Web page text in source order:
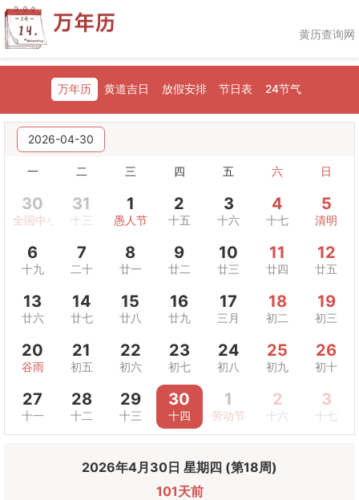
黄历查询网
万年历 黄道吉日 放假安排 节日表 24节气
2026-04-30
一 二 三 四 五 六 日
30
全国中小学生安全教育日
31 1
愚人节
2
十五
3
十六
4
十七
5
清明
6
十九
7
二十
8
廿一
9
廿二
10
廿三
11
廿四
12
廿五
13
廿六
14
廿七
15
廿八
16
廿九
17
三月
18
初二
19
初三
20
谷雨
21
初五
22
初六
23
初七
24
初八
25
初九
26
初十
27
十一
28
十二
29
十三
30
十四
1
劳动节
2
十六
3
十七
2026年4月30日 星期四 (第18周)
101天前